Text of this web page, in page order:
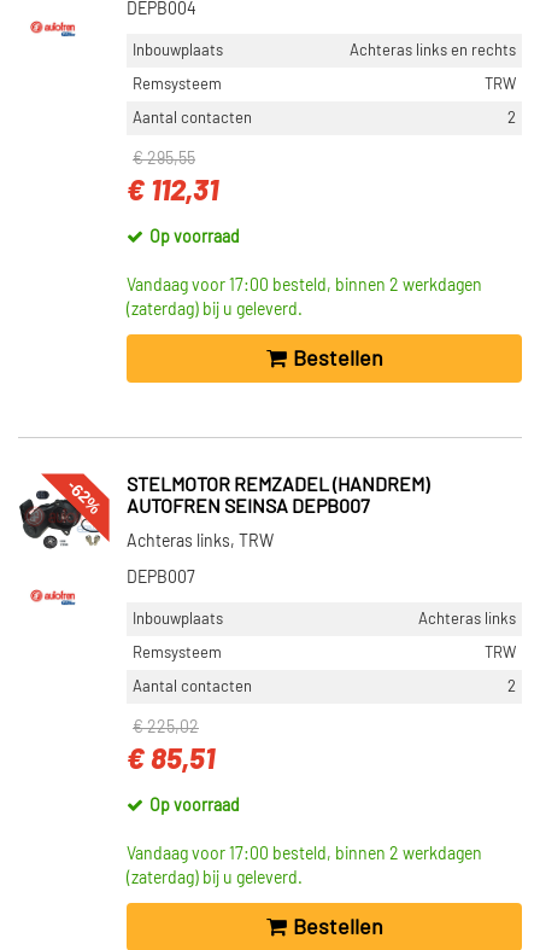
DEPB004
Inbouwplaats
Achteras links en rechts
Remsysteem
TRW
Aantal contacten
2
€ 295,55
€ 112,31
Op voorraad
Vandaag voor 17:00 besteld, binnen 2 werkdagen
(zaterdag) bij u geleverd.
Bestellen
-62%
STELMOTOR REMZADEL (HANDREM)
AUTOFREN SEINSA DEPB007
Achteras links, TRW
DEPB007
Inbouwplaats
Achteras links
Remsysteem
TRW
Aantal contacten
2
€ 225,02
€ 85,51
Op voorraad
Vandaag voor 17:00 besteld, binnen 2 werkdagen
(zaterdag) bij u geleverd.
Bestellen